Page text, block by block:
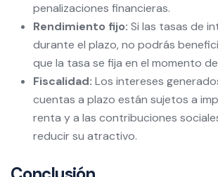
penalizaciones financieras.
Rendimiento fijo: Si las tasas de
durante el plazo, no podrás
que la tasa se fija en el momento
Fiscalidad: Los intereses
cuentas a plazo están sujetos a
renta y a las contribuciones
reducir su atractivo.